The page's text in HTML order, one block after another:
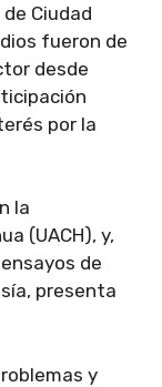
Ciudad
fueron de
desde
por la
la
(UACH), y,
de
presenta
y